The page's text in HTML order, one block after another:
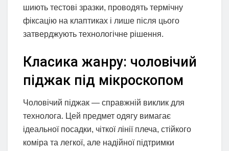
шиють тестові зразки, проводять термічну
фіксацію на клаптиках і лише після цього
затверджують технологічне рішення.
Класика жанру: чоловічий
піджак під мікроскопом
Чоловічий піджак — справжній виклик для
технолога. Цей предмет одягу вимагає
ідеальної посадки, чіткої лінії плеча, стійкого
коміра та легкої, але надійної підтримки